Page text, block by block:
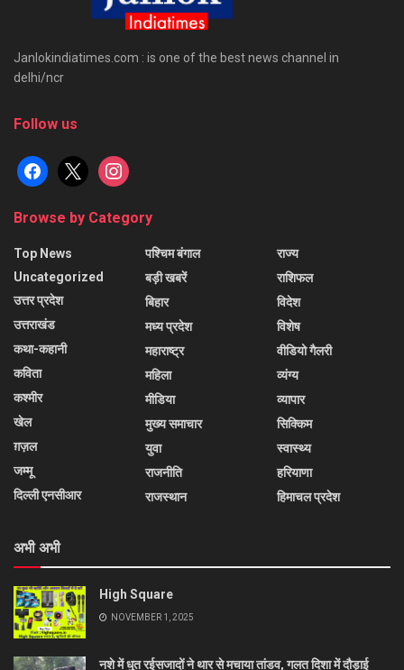
Janlokindiatimes.com : is one of the best news channel in
delhi/ncr
Follow us
facebook
x instagram
Browse by Category
Top News
Uncategorized
उत्तर प्रदेश
उत्तराखंड
कथा-कहानी
कविता
कश्मीर
खेल
ग़ज़ल
जम्मू
दिल्ली एनसीआर
पश्चिम बंगाल
बड़ी खबरें
बिहार
मध्य प्रदेश
महाराष्ट्र
महिला
मीडिया
मुख्य समाचार
युवा
राजनीति
राजस्थान
राज्य
राशिफल
विदेश
विशेष
वीडियो गैलरी
व्यंग्य
व्यापार
सिक्किम
स्वास्थ्य
हरियाणा
हिमाचल प्रदेश
अभी अभी
High Square
NOVEMBER 1, 2025
नशे में धुत रईसजादों ने थार से मचाया तांडव, गलत दिशा में दौड़ाई